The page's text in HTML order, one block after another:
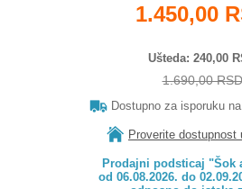
1.450,00
Ušteda 240,00
1.690,00 RSD
Dostupno za isporuku
Proverite dostupnost
Prodajni podsticaj "Šok
od 06.08.2026. do